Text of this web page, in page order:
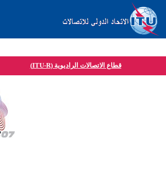
قطاع الاتصالات الراديوية (ITU-R)